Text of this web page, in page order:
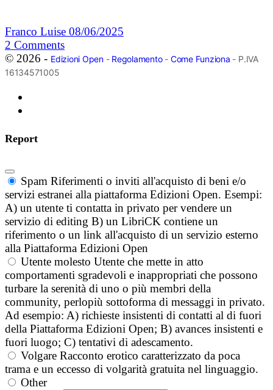
Franco Luise 08/06/2025
2 Comments
© 2026 - Edizioni Open- Regolamento- Come Funziona - P.IVA
16134571005
Report
Spam Riferimenti o inviti all'acquisto di beni e/o
servizi estranei alla piattaforma Edizioni Open. Esempi:
A) un utente ti contatta in privato per vendere un
servizio di editing B) un LibriCK contiene un
riferimento o un link all'acquisto di un servizio esterno
alla Piattaforma Edizioni Open
Utente molesto Utente che mette in atto
comportamenti sgradevoli e inappropriati che possono
turbare la serenità di uno o più membri della
community, perlopiù sottoforma di messaggi in privato.
Ad esempio: A) richieste insistenti di contatti al di fuori
della Piattaforma Edizioni Open; B) avances insistenti e
fuori luogo; C) tentativi di adescamento.
Volgare Racconto erotico caratterizzato da poca
trama e un eccesso di volgarità gratuita nel linguaggio.
Other